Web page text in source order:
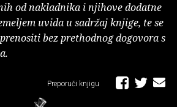
od nakladnika i njihove dodatne
uvida u sadržaj knjige, te se
bez prethodnog dogovora s
Preporuči knjigu